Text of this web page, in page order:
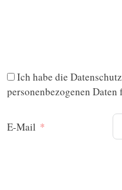
Ich habe die
personenbezogenen
E-Mail